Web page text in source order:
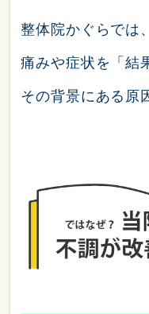
整体院かぐらでは、
痛みや症状を「結
その背景にある原